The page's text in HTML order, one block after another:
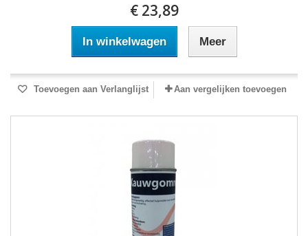
€ 23,89
In winkelwagen Meer
Toevoegen aan Verlanglijst Aan vergelijken toevoegen